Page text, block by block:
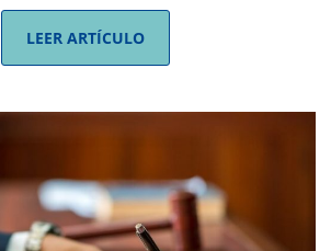
LEER ARTÍCULO